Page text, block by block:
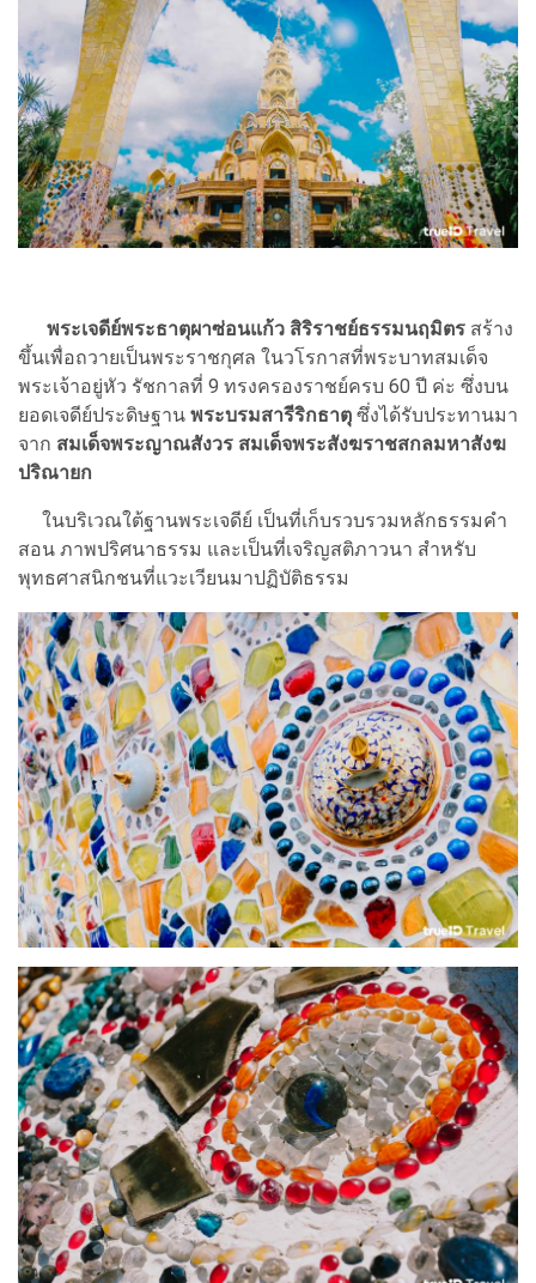
พระเจดีย์พระธาตุผาซ่อนแก้ว สิริราชย์ธรรมนฤมิตร สร้าง
ขึ้นเพื่อถวายเป็นพระราชกุศล ในวโรกาสที่พระบาทสมเด็จ
พระเจ้าอยู่หัว รัชกาลที่ 9 ทรงครองราชย์ครบ 60 ปี ค่ะ ซึ่งบน
ยอดเจดีย์ประดิษฐาน พระบรมสารีริกธาตุ ซึ่งได้รับประทานมา
จาก สมเด็จพระญาณสังวร สมเด็จพระสังฆราชสกลมหาสังฆ
ปริณายก
ในบริเวณใต้ฐานพระเจดีย์ เป็นที่เก็บรวบรวมหลักธรรมคำ
สอน ภาพปริศนาธรรม และเป็นที่เจริญสติภาวนา สำหรับ
พุทธศาสนิกชนที่แวะเวียนมาปฏิบัติธรรม